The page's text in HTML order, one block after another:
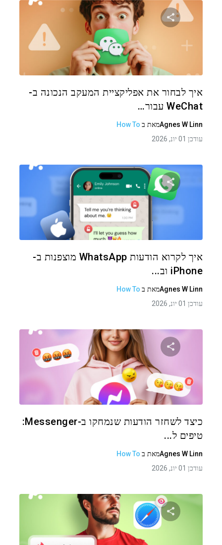
שתף מאמר זה
איך לבחור את אפליקציית המעקב הנכונה ב-
WeChat עבור…
Agnes W Linnמאת ב How To
עודכן 01 יונ, 2026
שתף מאמר זה
איך לקרוא הודעות WhatsApp מוצפנות ב-
iPhone וב...
Agnes W Linnמאת ב How To
עודכן 01 יונ, 2026
שתף מאמר זה
כיצד לשחזר הודעות שנמחקו ב-Messenger:
טיפים ל...
Agnes W Linnמאת ב How To
עודכן 01 יונ, 2026
שתף מאמר זה